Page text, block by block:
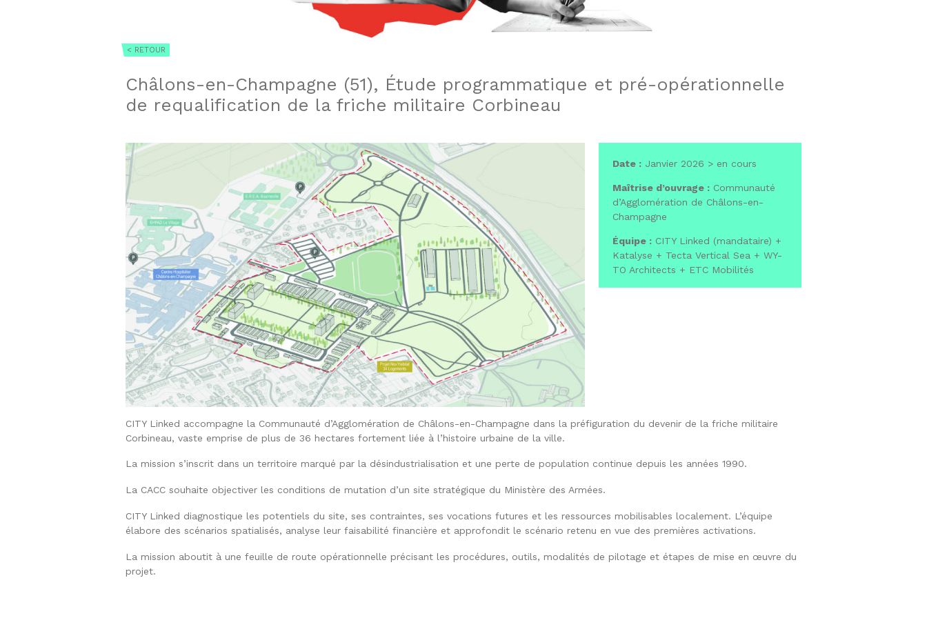
< RETOUR
Châlons-en-Champagne (51), Étude programmatique et pré-opérationnelle
de requalification de la friche militaire Corbineau
Date : Janvier 2026 > en cours
Maîtrise d’ouvrage : Communauté
d’Agglomération de Châlons-en-
Champagne
Équipe : CITY Linked (mandataire) +
Katalyse + Tecta Vertical Sea + WY-
TO Architects + ETC Mobilités
CITY Linked accompagne la Communauté d’Agglomération de Châlons-en-Champagne dans la préfiguration du devenir de la friche militaire
Corbineau, vaste emprise de plus de 36 hectares fortement liée à l’histoire urbaine de la ville.
La mission s’inscrit dans un territoire marqué par la désindustrialisation et une perte de population continue depuis les années 1990.
La CACC souhaite objectiver les conditions de mutation d’un site stratégique du Ministère des Armées.
CITY Linked diagnostique les potentiels du site, ses contraintes, ses vocations futures et les ressources mobilisables localement. L’équipe
élabore des scénarios spatialisés, analyse leur faisabilité financière et approfondit le scénario retenu en vue des premières activations.
La mission aboutit à une feuille de route opérationnelle précisant les procédures, outils, modalités de pilotage et étapes de mise en œuvre du
projet.